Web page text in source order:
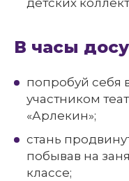
детских
В часы
попробуй себя
участником
«Арлекин»;
стань
побывав на
классе;